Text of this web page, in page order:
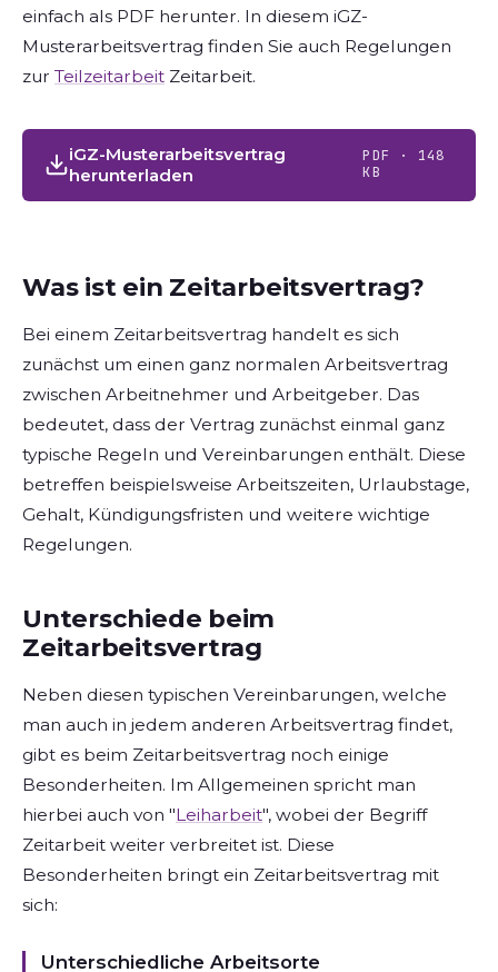
einfach als PDF herunter. In diesem iGZ-
Musterarbeitsvertrag finden Sie auch Regelungen
zur Teilzeitarbeit Zeitarbeit.
iGZ-Musterarbeitsvertrag
herunterladen
PDF · 148
KB
Was ist ein Zeitarbeitsvertrag?
Bei einem Zeitarbeitsvertrag handelt es sich
zunächst um einen ganz normalen Arbeitsvertrag
zwischen Arbeitnehmer und Arbeitgeber. Das
bedeutet, dass der Vertrag zunächst einmal ganz
typische Regeln und Vereinbarungen enthält. Diese
betreffen beispielsweise Arbeitszeiten, Urlaubstage,
Gehalt, Kündigungsfristen und weitere wichtige
Regelungen.
Unterschiede beim
Zeitarbeitsvertrag
Neben diesen typischen Vereinbarungen, welche
man auch in jedem anderen Arbeitsvertrag findet,
gibt es beim Zeitarbeitsvertrag noch einige
Besonderheiten. Im Allgemeinen spricht man
hierbei auch von "Leiharbeit", wobei der Begriff
Zeitarbeit weiter verbreitet ist. Diese
Besonderheiten bringt ein Zeitarbeitsvertrag mit
sich:
Unterschiedliche Arbeitsorte